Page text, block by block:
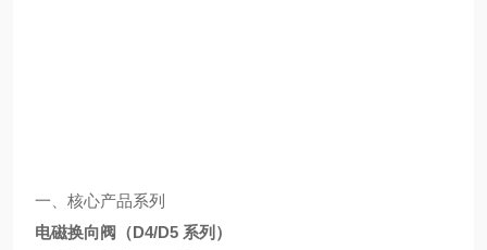
一、核心产品系列
电磁换向阀（D4/D5 系列）